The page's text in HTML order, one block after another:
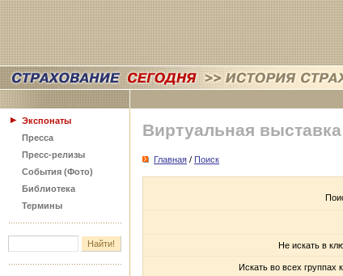
Экспонаты
Пресса
Пресс-релизы
События (Фото)
Библиотека
Термины
Виртуальная
Главная / Поиск
Не искать в
Искать во всех группах